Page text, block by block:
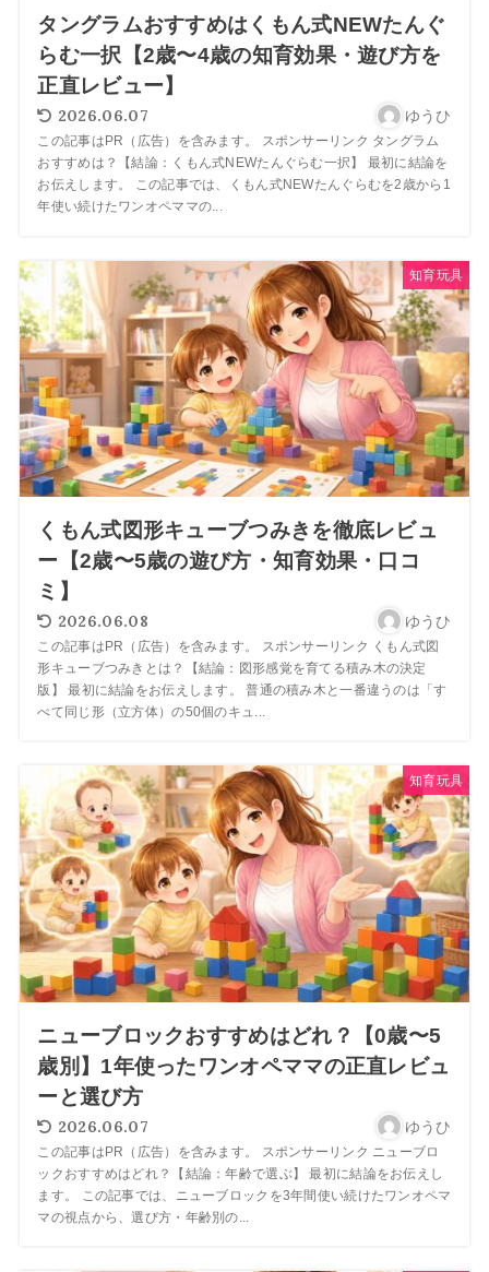
タングラムおすすめはくもん式NEWたんぐ
らむ一択【2歳〜4歳の知育効果・遊び方を
正直レビュー】
2026.06.07 ゆうひ
この記事はPR（広告）を含みます。 スポンサーリンク タングラム
おすすめは？【結論：くもん式NEWたんぐらむ一択】 最初に結論を
お伝えします。 この記事では、くもん式NEWたんぐらむを2歳から1
年使い続けたワンオペママの...
知育玩具
くもん式図形キューブつみきを徹底レビュ
ー【2歳〜5歳の遊び方・知育効果・口コ
ミ】
2026.06.08 ゆうひ
この記事はPR（広告）を含みます。 スポンサーリンク くもん式図
形キューブつみきとは？【結論：図形感覚を育てる積み木の決定
版】 最初に結論をお伝えします。 普通の積み木と一番違うのは「す
べて同じ形（立方体）の50個のキュ...
知育玩具
ニューブロックおすすめはどれ？【0歳〜5
歳別】1年使ったワンオペママの正直レビュ
ーと選び方
2026.06.07 ゆうひ
この記事はPR（広告）を含みます。 スポンサーリンク ニューブロ
ックおすすめはどれ？【結論：年齢で選ぶ】 最初に結論をお伝えし
ます。 この記事では、ニューブロックを3年間使い続けたワンオペマ
マの視点から、選び方・年齢別の...